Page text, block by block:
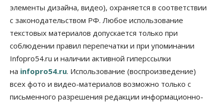
элементы дизайна, видео), охраняется в соответствии
с законодательством РФ. Любое использование
текстовых материалов допускается только при
соблюдении правил перепечатки и при упоминании
Infopro54.ru и наличии активной гиперссылки
на infopro54.ru. Использование (воспроизведение)
всех фото и видео-материалов возможно только с
письменного разрешения редакции информационно-